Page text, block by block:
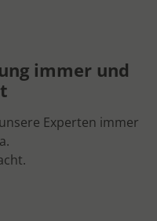
immer und
Experten immer